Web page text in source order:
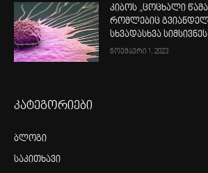
კიბოს „ცოცხალი
რომლებიც
სხვადასხვა
ნოემბერი 1, 2023
კატეგორიები
ბლოგი
საკითხავი